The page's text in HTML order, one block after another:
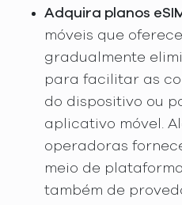
Adquira planos
móveis que
gradualmente
para facilitar as
do dispositivo ou
aplicativo móvel.
operadoras
meio de
também de